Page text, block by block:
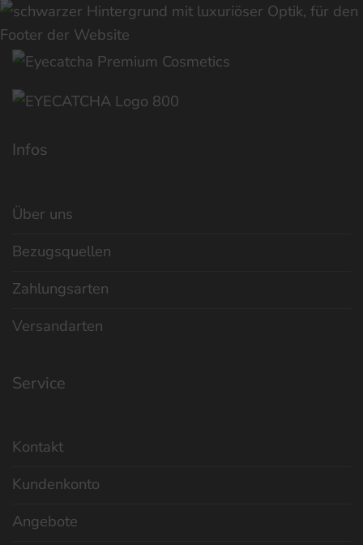
Infos
Über uns
Bezugsquellen
Zahlungsarten
Versandarten
Service
Kontakt
Kundenkonto
Angebote